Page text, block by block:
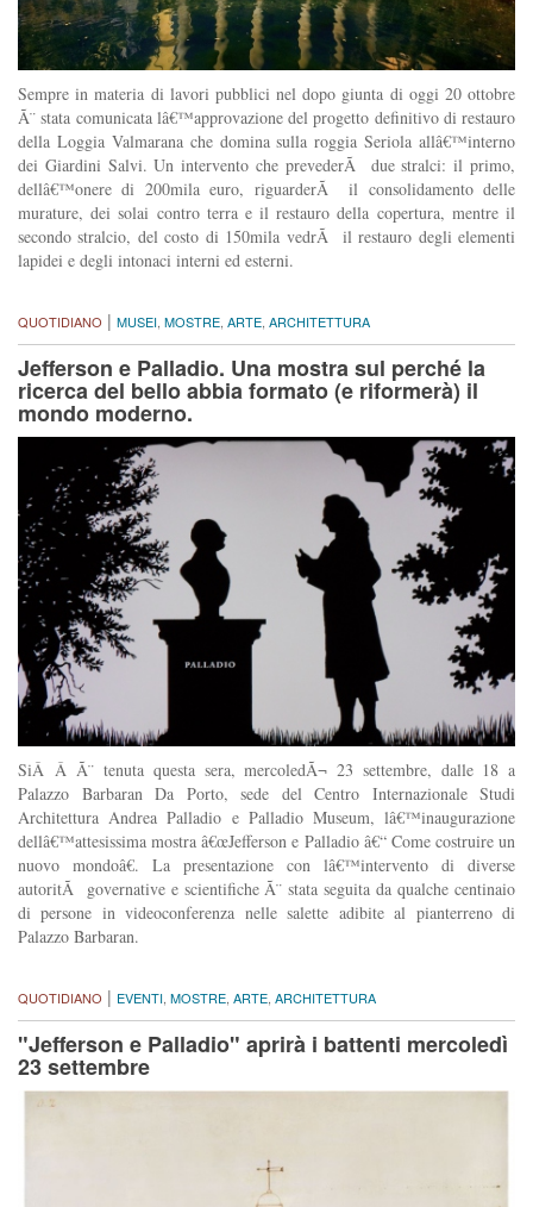
Sempre in materia di lavori pubblici nel dopo giunta di oggi 20 ottobre
Ã¨ stata comunicata lâ€™approvazione del progetto definitivo di restauro
della Loggia Valmarana che domina sulla roggia Seriola allâ€™interno
dei Giardini Salvi. Un intervento che prevederÃ due stralci: il primo,
dellâ€™onere di 200mila euro, riguarderÃ il consolidamento delle
murature, dei solai contro terra e il restauro della copertura, mentre il
secondo stralcio, del costo di 150mila vedrÃ il restauro degli elementi
lapidei e degli intonaci interni ed esterni.
QUOTIDIANO | MUSEI, MOSTRE, ARTE, ARCHITETTURA
Jefferson e Palladio. Una mostra sul perché la
ricerca del bello abbia formato (e riformerà) il
mondo moderno.
SiÂ Â Ã¨ tenuta questa sera, mercoledÃ¬ 23 settembre, dalle 18 a
Palazzo Barbaran Da Porto, sede del Centro Internazionale Studi
Architettura Andrea Palladio e Palladio Museum, lâ€™inaugurazione
dellâ€™attesissima mostra â€œJefferson e Palladio â€“ Come costruire un
nuovo mondoâ€. La presentazione con lâ€™intervento di diverse
autoritÃ governative e scientifiche Ã¨ stata seguita da qualche centinaio
di persone in videoconferenza nelle salette adibite al pianterreno di
Palazzo Barbaran.
QUOTIDIANO | EVENTI MOSTRE ARTE ARCHITETTURA
"Jefferson e Palladio" aprirà i battenti mercoledì
23 settembre